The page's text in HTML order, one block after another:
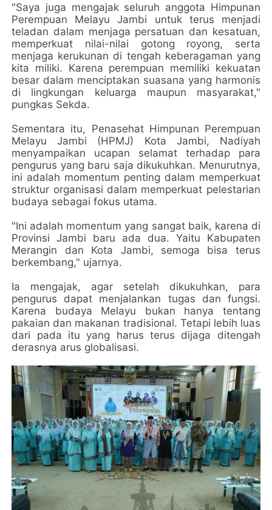
"Saya juga mengajak seluruh anggota Himpunan
Perempuan Melayu Jambi untuk terus menjadi
teladan dalam menjaga persatuan dan kesatuan,
memperkuat nilai-nilai gotong royong, serta
menjaga kerukunan di tengah keberagaman yang
kita miliki. Karena perempuan memiliki kekuatan
besar dalam menciptakan suasana yang harmonis
di lingkungan keluarga maupun masyarakat,"
pungkas Sekda.
Sementara itu, Penasehat Himpunan Perempuan
Melayu Jambi (HPMJ) Kota Jambi, Nadiyah
menyampaikan ucapan selamat terhadap para
pengurus yang baru saja dikukuhkan. Menurutnya,
ini adalah momentum penting dalam memperkuat
struktur organisasi dalam memperkuat pelestarian
budaya sebagai fokus utama.
"Ini adalah momentum yang sangat baik, karena di
Provinsi Jambi baru ada dua. Yaitu Kabupaten
Merangin dan Kota Jambi, semoga bisa terus
berkembang," ujarnya.
Ia mengajak, agar setelah dikukuhkan, para
pengurus dapat menjalankan tugas dan fungsi.
Karena budaya Melayu bukan hanya tentang
pakaian dan makanan tradisional. Tetapi lebih luas
dari pada itu yang harus terus dijaga ditengah
derasnya arus globalisasi.